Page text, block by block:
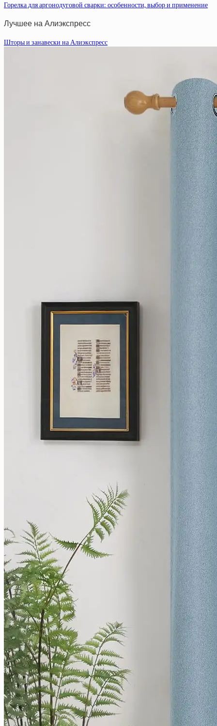
Горелка для аргонодуговой сварки: особенности, выбор и применение
Лучшее на Алиэкспресс
Шторы и занавески на Алиэкспресс